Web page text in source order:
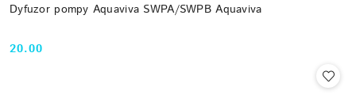
Dyfuzor pompy Aquaviva SWPA/SWPB Aquaviva
Cena:
20.00